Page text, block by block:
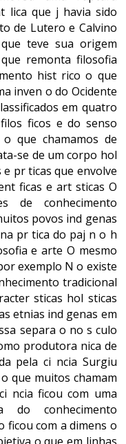
lica que j havia sido
de Lutero e Calvino
teve sua origem
remonta filosofia
hist rico o que
inven o do Ocidente
em quatro
ficos e do senso
que chamamos de
se de um corpo hol
pr ticas que envolve
ficas e art sticas O
de conhecimento
povos ind genas
pr tica do paj n o h
e arte O mesmo
exemplo N o existe
tradicional
sticas hol sticas
etnias ind genas em
separa o no s culo
produtora nica de
pela ci ncia Surgiu
que muitos chamam
ncia ficou com uma
conhecimento
ficou com a dimens o